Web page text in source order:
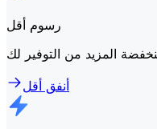
رسوم أقل
أنفق أقل